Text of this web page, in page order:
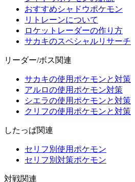
おすすめシャドウポケモン
リトレーンについて
ロケットレーダーの作り方
サカキのスペシャルリサーチ
リーダー/ボス関連
サカキの使用ポケモンと対策
アルロの使用ポケモン対策
シエラの使用ポケモンと対策
クリフの使用ポケモンと対策
したっぱ関連
セリフ別使用ポケモン
セリフ別対策ポケモン
対戦関連